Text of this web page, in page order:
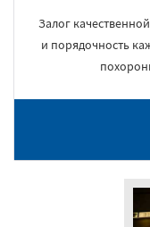
Залог
и порядочность